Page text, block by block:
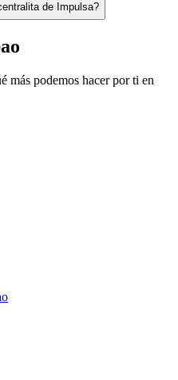
de Impulsa?
más podemos hacer por ti en